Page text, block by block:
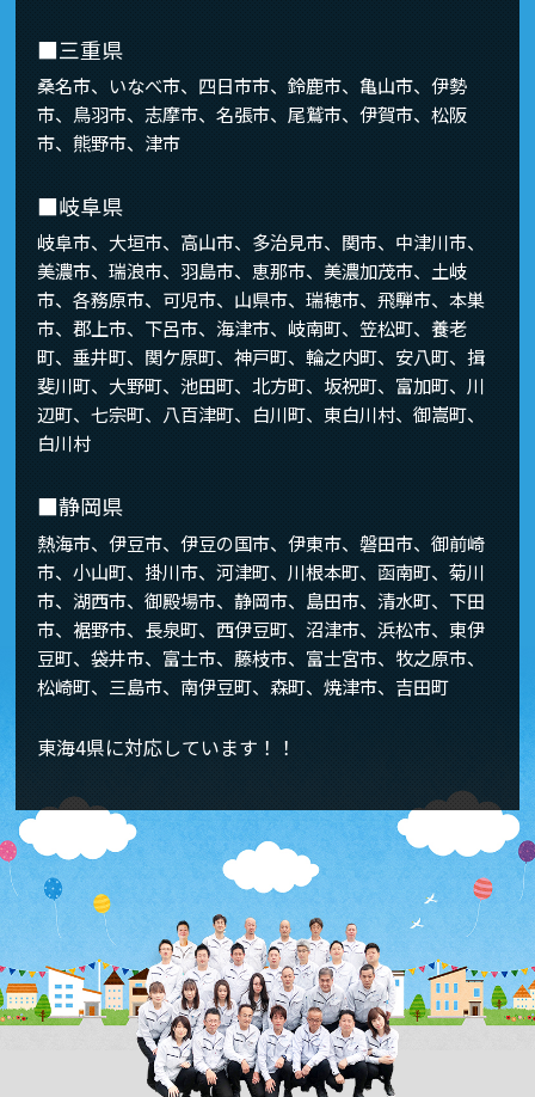
■三重県
桑名市、いなべ市、四日市市、鈴鹿市、亀山市、伊勢
市、鳥羽市、志摩市、名張市、尾鷲市、伊賀市、松阪
市、熊野市、津市
■岐阜県
岐阜市、大垣市、高山市、多治見市、関市、中津川市、
美濃市、瑞浪市、羽島市、恵那市、美濃加茂市、土岐
市、各務原市、可児市、山県市、瑞穂市、飛騨市、本巣
市、郡上市、下呂市、海津市、岐南町、笠松町、養老
町、垂井町、関ケ原町、神戸町、輪之内町、安八町、揖
斐川町、大野町、池田町、北方町、坂祝町、富加町、川
辺町、七宗町、八百津町、白川町、東白川村、御嵩町、
白川村
■静岡県
熱海市、伊豆市、伊豆の国市、伊東市、磐田市、御前崎
市、小山町、掛川市、河津町、川根本町、函南町、菊川
市、湖西市、御殿場市、静岡市、島田市、清水町、下田
市、裾野市、長泉町、西伊豆町、沼津市、浜松市、東伊
豆町、袋井市、富士市、藤枝市、富士宮市、牧之原市、
松崎町、三島市、南伊豆町、森町、焼津市、吉田町
東海4県に対応しています！！